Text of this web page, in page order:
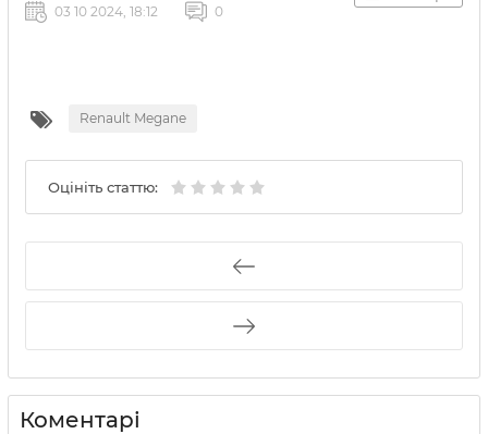
03 10 2024, 18:12 0
Renault Megane
Оцініть статтю:
Коментарі